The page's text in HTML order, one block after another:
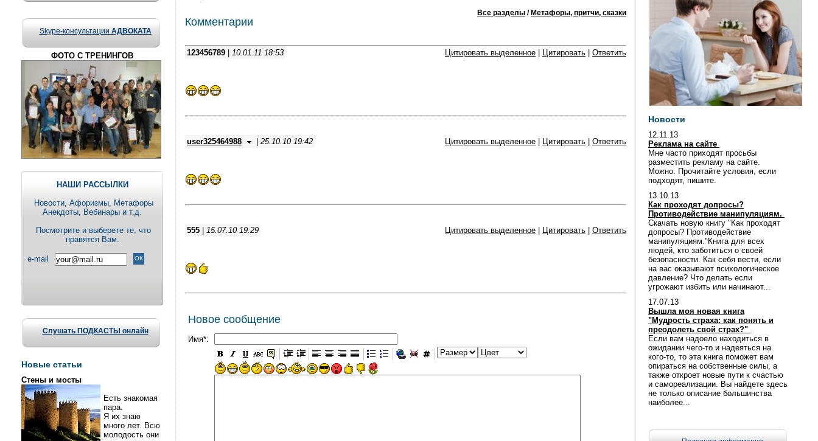
Skype-консультации АДВОКАТА
ФОТО С ТРЕНИНГОВ
НАШИ РАССЫЛКИ
Новости, Aфоризмы, Метафоры
Анекдоты, Вебинары и т.д.
Посмотрите и выберете те, что
нравятся Вам.
e-mail
Слушать ПОДКАСТЫ онлайн
Новые статьи
Стены и мосты
Есть знакомая
пара.
Я их знаю
много лет. Всю
молодость они
Все разделы / Метафоры, притчи, сказки
Комментарии
123456789 10.01.11 18:53 Цитировать выделенное Цитировать Ответить
user325464988 25.10.10 19:42 Цитировать выделенное Цитировать Ответить
555 15.07.10 19:29 Цитировать выделенное Цитировать Ответить
Новое сообщение
Имя*:
Новости
12.11.13
Реклама на сайте
Мне часто приходят просьбы
разместить рекламу на сайте.
Можно. Прочитайте условия, если
подходят, пишите.
13.10.13
Как проходят допросы?
Противодействие манипуляциям.
Скачать новую книгу "Как проходят
допросы? Противодействие
манипуляциям."Книга для всех
людей, кто заботиться о своей
безопасности. Как себя вести, если
на вас оказывают психологическое
давление? Что делать если
угрожают избить или начинают...
17.07.13
Вышла моя новая книга
"Мудрость страха: как понять и
преодолеть свой страх?"
Если вам надоело находиться в
ожидании чего-то и надеяться на
кого-то, то эта книга поможет вам
опираться на собственные силы, а
также откроет новые пути к счастью
и самореализации. Вы найдете здесь
не только описание большинства
наиболее...